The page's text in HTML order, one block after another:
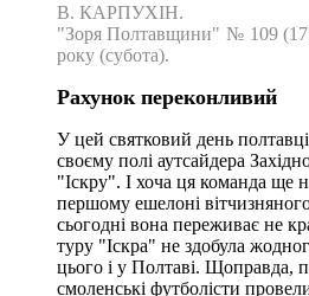
В. КАРПУХІН.
"Зоря Полтавщини" № 109
року (субота).
Рахунок переконливий
У цей святковий день
своєму полі аутсайдера
"Іскру". І хоча ця команда ще
першому ешелоні
сьогодні вона переживає не
туру "Іскра" не здобула
цього і у Полтаві. Щоправда,
смоленські футболісти